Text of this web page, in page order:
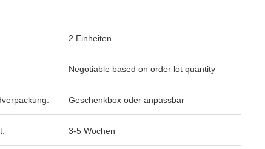
2 Einheiten
Negotiable based on order lot quantity
Geschenkbox oder anpassbar
3-5 Wochen